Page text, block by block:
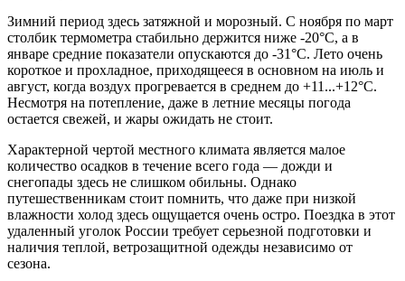
Зимний период здесь затяжной и морозный. С ноября по март
столбик термометра стабильно держится ниже -20°C, а в
январе средние показатели опускаются до -31°C. Лето очень
короткое и прохладное, приходящееся в основном на июль и
август, когда воздух прогревается в среднем до +11...+12°C.
Несмотря на потепление, даже в летние месяцы погода
остается свежей, и жары ожидать не стоит.
Характерной чертой местного климата является малое
количество осадков в течение всего года — дожди и
снегопады здесь не слишком обильны. Однако
путешественникам стоит помнить, что даже при низкой
влажности холод здесь ощущается очень остро. Поездка в этот
удаленный уголок России требует серьезной подготовки и
наличия теплой, ветрозащитной одежды независимо от
сезона.